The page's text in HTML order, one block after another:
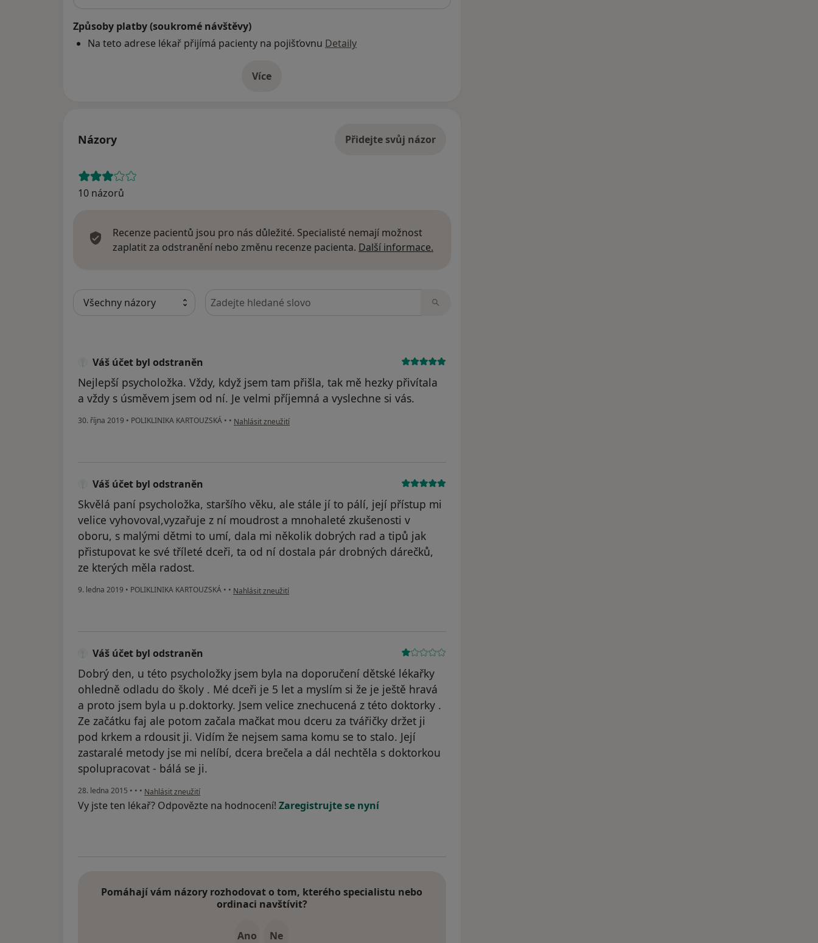
Způsoby platby (soukromé návštěvy)
Na teto adrese lékař přijímá pacienty na pojišťovnu Detaily
Víceo adrese
Názory Přidejte svůj názor
10 názorů
Recenze pacientů jsou pro nás důležité. Specialisté nemají možnost
zaplatit za odstranění nebo změnu recenze pacienta. Další informace.
Hledejte v názorech
Váš účet byl odstraněn
Nejlepší psycholožka. Vždy, když jsem tam přišla, tak mě hezky přivítala
a vždy s úsměvem jsem od ní. Je velmi příjemná a vyslechne si vás.
30. října 2019 • POLIKLINIKA KARTOUZSKÁ • • podle názoru uživatele Váš účet byl odstraněn
Nahlásit zneužití
Váš účet byl odstraněn
Skvělá paní psycholožka, staršího věku, ale stále jí to pálí, její přístup mi
velice vyhovoval,vyzařuje z ní moudrost a mnohaleté zkušenosti v
oboru, s malými dětmi to umí, dala mi několik dobrých rad a tipů jak
přistupovat ke své tříleté dceři, ta od ní dostala pár drobných dárečků,
ze kterých měla radost.
9. ledna 2019 • POLIKLINIKA KARTOUZSKÁ • • podle názoru uživatele Váš účet byl odstraněn
Nahlásit zneužití
Váš účet byl odstraněn
Dobrý den, u této psycholožky jsem byla na doporučení dětské lékařky
ohledně odladu do školy . Mé dceři je 5 let a myslím si že je ještě hravá
a proto jsem byla u p.doktorky. Jsem velice znechucená z této doktorky .
Ze začátku faj ale potom začala mačkat mou dceru za tvářičky držet ji
pod krkem a rdousit ji. Vidím že nejsem sama komu se to stalo. Její
zastaralé metody jse mi nelíbí, dcera brečela a dál nechtěla s doktorkou
spolupracovat - bálá se ji.
28. ledna 2015 • • • podle názoru uživatele Váš účet byl odstraněn
Nahlásit zneužití
Vy jste ten lékař? Odpovězte na hodnocení! Zaregistrujte se nyní
Pomáhají vám názory rozhodovat o tom, kterého specialistu nebo
ordinaci navštívit?
Ano Ne